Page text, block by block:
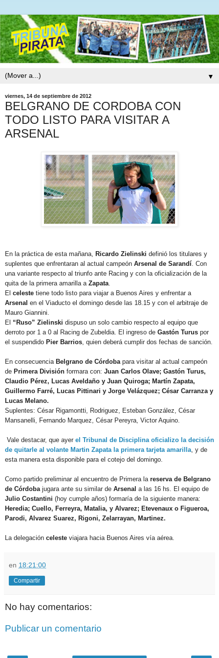
▼
viernes, 14 de septiembre de 2012
BELGRANO DE CORDOBA CON
TODO LISTO PARA VISITAR A
ARSENAL
En la práctica de esta mañana, Ricardo Zielinski definió los titulares y
suplentes que enfrentaran al actual campeón Arsenal de Sarandí. Con
una variante respecto al triunfo ante Racing y con la oficialización de la
quita de la primera amarilla a Zapata.
El celeste tiene todo listo para viajar a Buenos Aires y enfrentar a
Arsenal en el Viaducto el domingo desde las 18.15 y con el arbitraje de
Mauro Giannini.
El “Ruso” Zielinski dispuso un solo cambio respecto al equipo que
derroto por 1 a 0 al Racing de Zubeldia. El ingreso de Gastón Turus por
el suspendido Pier Barrios, quien deberá cumplir dos fechas de sanción.
En consecuencia Belgrano de Córdobapara visitar al actual campeón
de Primera División formara con: Juan Carlos Olave; Gastón Turus,
Claudio Pérez, Lucas Aveldaño y Juan Quiroga; Martín Zapata,
Guillermo Farré, Lucas Pittinari y Jorge Velázquez; César Carranza y
Lucas Melano.
Suplentes: César Rigamontti, Rodriguez, Esteban González, César
Mansanelli, Fernando Marquez, César Pereyra, Victor Aquino.
Vale destacar, que ayer el Tribunal de Disciplina oficializo la decisión
de quitarle al volante Martin Zapata la primera tarjeta amarilla, y de
esta manera esta disponible para el cotejo del domingo.
Como partido preliminar al encuentro de Primera la reserva de Belgrano
de Córdobajugara ante su similar de Arsenal a las 16 hs. El equipo de
Julio Costantini (hoy cumple años) formaría de la siguiente manera:
Heredia; Cuello, Ferreyra, Matalia, y Alvarez; Etevenaux o Figueroa,
Parodi, Alvarez Suarez, Rigoni, Zelarrayan, Martinez.
La delegación celeste viajara hacia Buenos Aires vía aérea.
en 18:21:00
Compartir
No hay comentarios:
Publicar un comentario